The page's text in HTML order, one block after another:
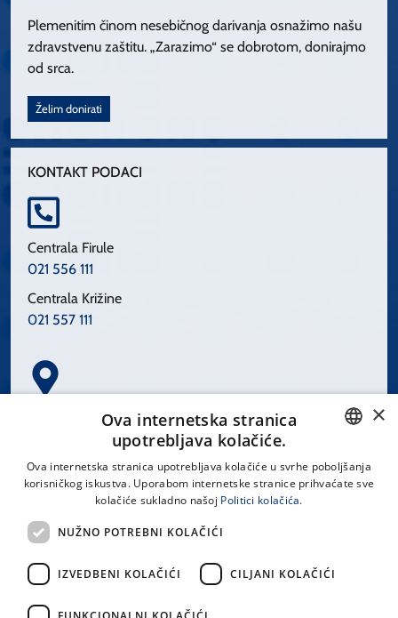
Plemenitim činom nesebičnog darivanja osnažimo našu
zdravstvenu zaštitu. „Zarazimo“ se dobrotom, donirajmo
od srca.
Želim donirati
KONTAKT PODACI
Centrala Firule
021 556 111
Centrala Križine
021 557 111
Spinčićeva 1, 21000 Split
LINKOVI
Uvjeti korištenja
CROATIAN
×
Ova internetska stranica
upotrebljava kolačiće.
Ova internetska stranica upotrebljava kolačiće u svrhe poboljšanja
korisničkog iskustva. Uporabom internetske stranice prihvaćate sve
kolačiće sukladno našoj Politici kolačića.
NUŽNO POTREBNI KOLAČIĆI
IZVEDBENI KOLAČIĆI CILJANI KOLAČIĆI